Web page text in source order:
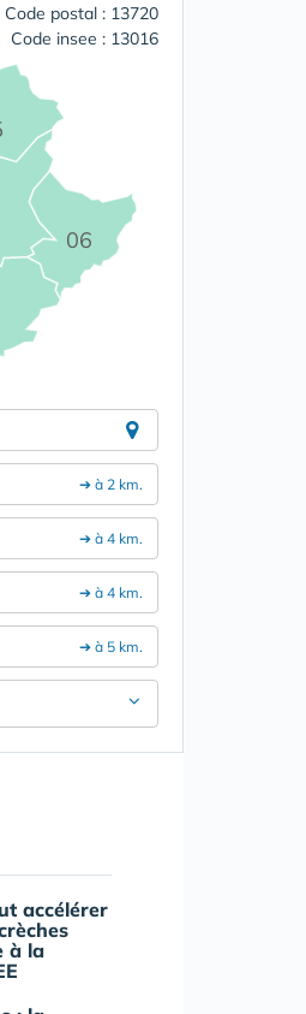
Code postal : 13720
Code insee : 13016
06
➔ à 2 km.
➔ à 4 km.
➔ à 4 km.
➔ à 5 km.
accélérer
à la